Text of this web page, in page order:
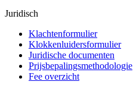
Juridisch
Klachtenformulier
Klokkenluidersformulier
Juridische documenten
Prijsbepalingsmethodologie
Fee overzicht